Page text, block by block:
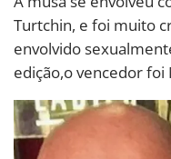
Turtchin, e foi muito
envolvido
edição,o vencedor